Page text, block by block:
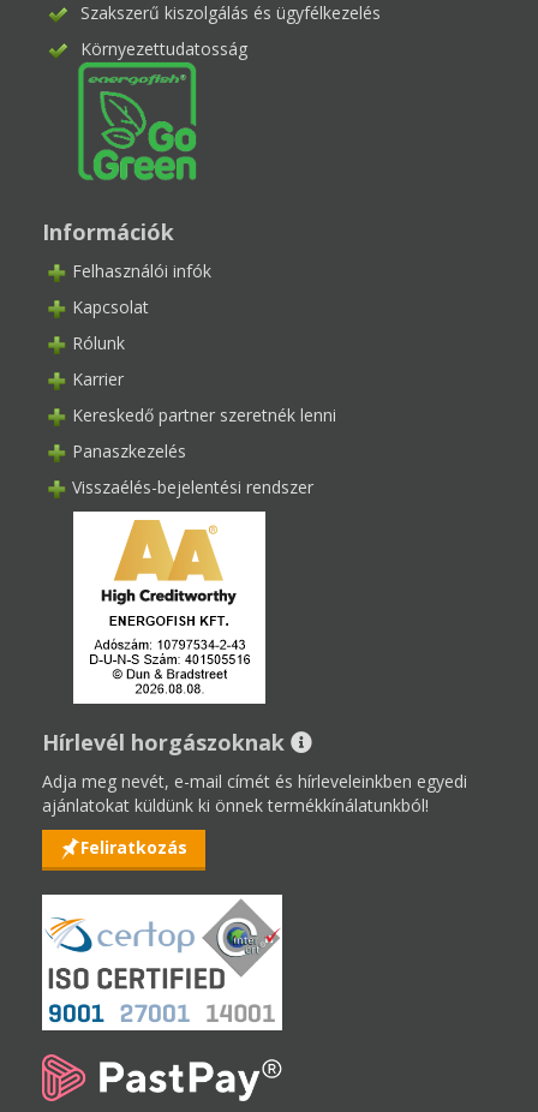
Szakszerű kiszolgálás és ügyfélkezelés
Környezettudatosság
Információk
Felhasználói infók
Kapcsolat
Rólunk
Karrier
Kereskedő partner szeretnék lenni
Panaszkezelés
Visszaélés-bejelentési rendszer
Hírlevél horgászoknak
Adja meg nevét, e-mail címét és hírleveleinkben egyedi
ajánlatokat küldünk ki önnek termékkínálatunkból!
Feliratkozás